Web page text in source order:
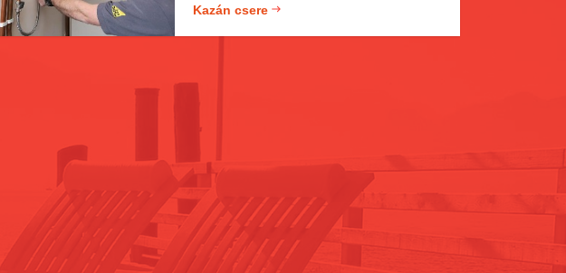
idővel visszahozzák a beruházási árat. A
környezetvédelmi szempontból rendkívül
Kazán csere